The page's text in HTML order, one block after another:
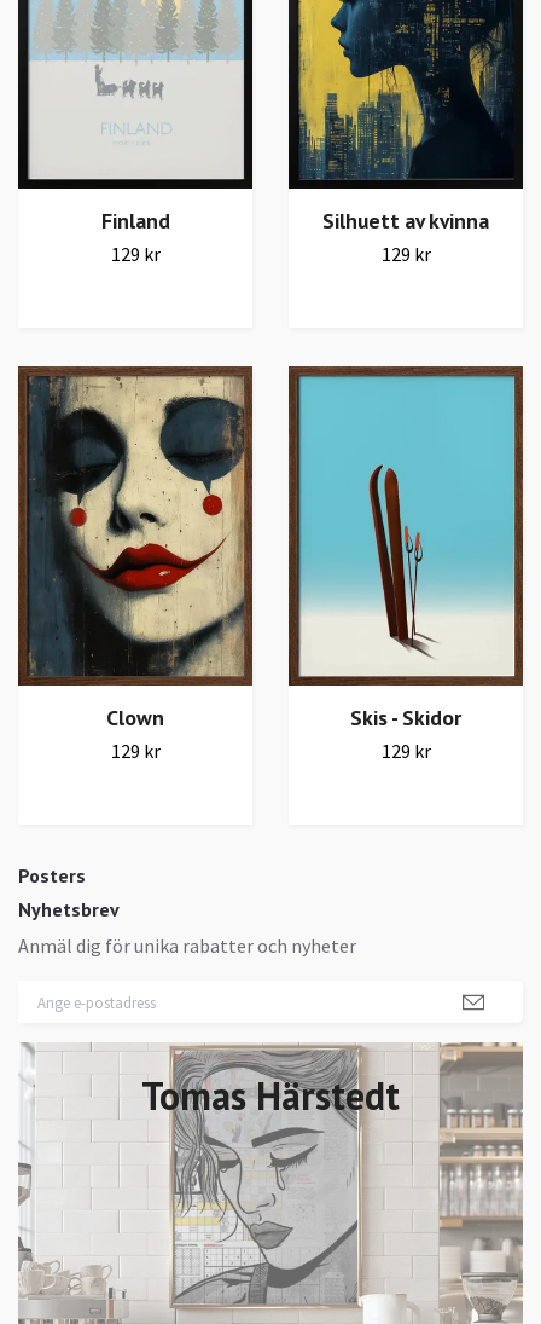
Posters
Nyhetsbrev
Anmäl dig för unika rabatter och nyheter
Tomas Härstedt
Finland
129 kr
Silhuett av kvinna
129 kr
Clown
129 kr
Skis - Skidor
129 kr